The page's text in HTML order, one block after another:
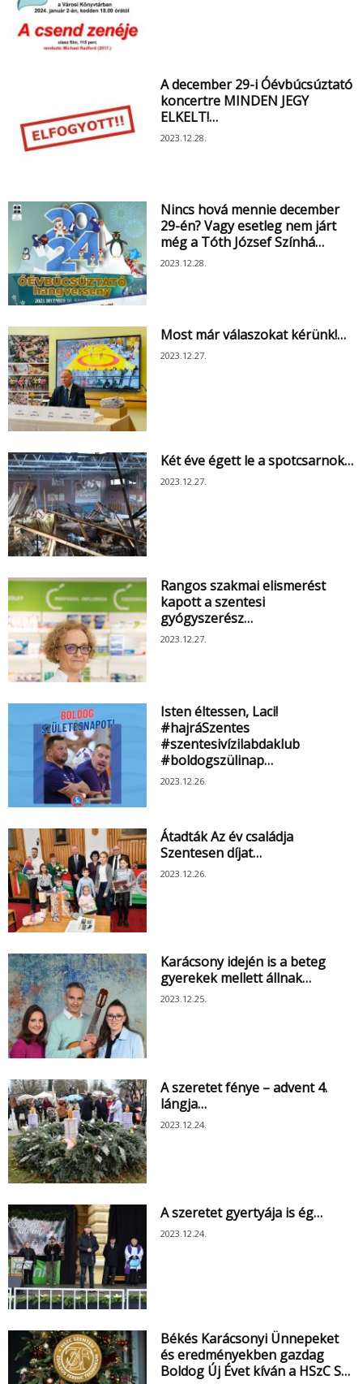
A december 29-i Óévbúcsúztató
koncertre MINDEN JEGY
ELKELT!…
2023.12.28.
Nincs hová mennie december
29-én? Vagy esetleg nem járt
még a Tóth József Színhá…
2023.12.28.
Most már válaszokat kérünk!…
2023.12.27.
Két éve égett le a spotcsarnok…
2023.12.27.
Rangos szakmai elismerést
kapott a szentesi
gyógyszerész…
2023.12.27.
Isten éltessen, Laci!
#hajráSzentes
#szentesivízilabdaklub
#boldogszülinap…
2023.12.26.
Átadták Az év családja
Szentesen díjat…
2023.12.26.
Karácsony idején is a beteg
gyerekek mellett állnak…
2023.12.25.
A szeretet fénye – advent 4.
lángja…
2023.12.24.
A szeretet gyertyája is ég…
2023.12.24.
Békés Karácsonyi Ünnepeket
és eredményekben gazdag
Boldog Új Évet kíván a HSzC S…